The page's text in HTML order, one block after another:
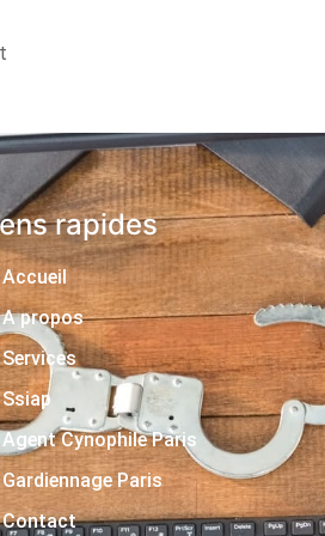
rapides
Accueil
A propos
Services
Ssiap
Agent Cynophile Paris
Gardiennage Paris
Contact